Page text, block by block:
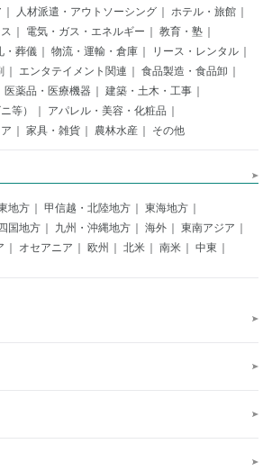
人材派遣・アウトソーシング
ホテル・旅館
電気・ガス・エネルギー
教育・塾
・葬儀 物流・運輸・倉庫
リース・レンタル
エンタテイメント関連
食品製造・食品卸
医薬品・医療機器
建築・土木・工事
等）
アパレル・美容・化粧品
家具・雑貨 農林水産 その他
地方 甲信越・北陸地方
東海地方
国地方 九州・沖縄地方 海外
東南アジア
オセアニア 欧州 北米 南米
中東